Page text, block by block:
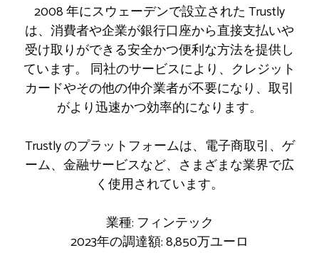
2008 年にスウェーデンで設立された Trustly
は、消費者や企業が銀行口座から直接支払いや
受け取りができる安全かつ便利な方法を提供し
ています。 同社のサービスにより、クレジット
カードやその他の仲介業者が不要になり、取引
がより迅速かつ効率的になります。
Trustly のプラットフォームは、電子商取引、ゲ
ーム、金融サービスなど、さまざまな業界で広
く使用されています。
業種: フィンテック
2023年の調達額: 8,850万ユーロ